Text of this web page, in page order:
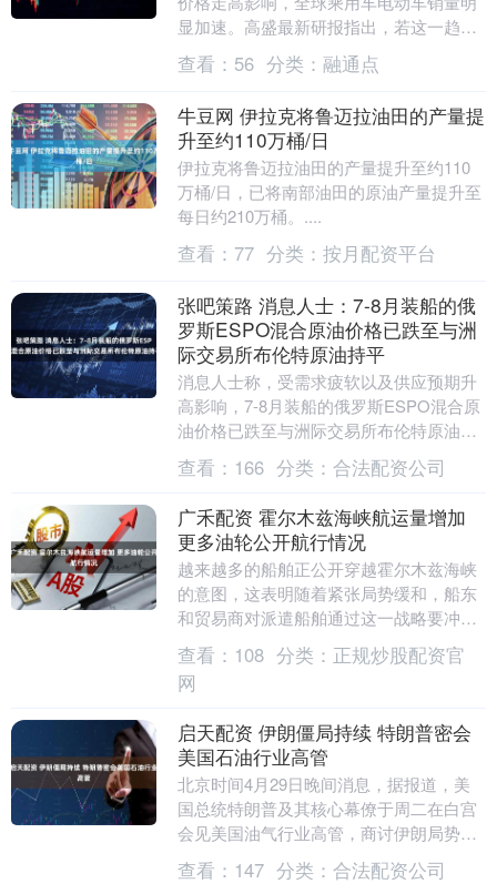
显加速。高盛最新研报指出，若这一趋势
延续，至2027年12月，全球石油需求可能
较基准情景....
查看： 56 分类： 融通点
牛豆网 伊拉克将鲁迈拉油田的产量提
升至约110万桶/日
伊拉克将鲁迈拉油田的产量提升至约110
万桶/日，已将南部油田的原油产量提升至
每日约210万桶。....
查看： 77 分类： 按月配资平台
张吧策路 消息人士：7-8月装船的俄
罗斯ESPO混合原油价格已跌至与洲
际交易所布伦特原油持平
消息人士称，受需求疲软以及供应预期升
高影响，7-8月装船的俄罗斯ESPO混合原
油价格已跌至与洲际交易所布伦特原油持
平。....
查看： 166 分类： 合法配资公司
广禾配资 霍尔木兹海峡航运量增加
更多油轮公开航行情况
越来越多的船舶正公开穿越霍尔木兹海峡
的意图，这表明随着紧张局势缓和，船东
和贸易商对派遣船舶通过这一战略要冲的
信心日益增强。根据常规的可见追踪信号
显示，周二上午有....
查看： 108 分类： 正规炒股配资官
网
启天配资 伊朗僵局持续 特朗普密会
美国石油行业高管
北京时间4月29日晚间消息，据报道，美
国总统特朗普及其核心幕僚于周二在白宫
会见美国油气行业高管，商讨伊朗局势引
发的能源连锁影响等多项议题。 中东地区
遭遇空前能源....
查看： 147 分类： 合法配资公司